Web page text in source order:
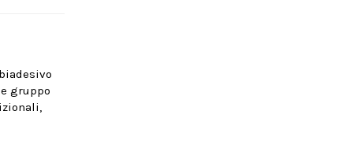
gruppo